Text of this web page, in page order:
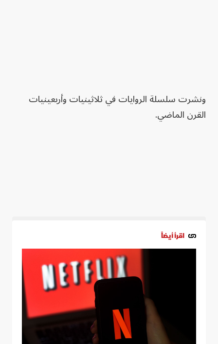
ونشرت سلسلة الروايات في ثلاثينيات وأربعينيات
القرن الماضي.
اقرأ أيضاً